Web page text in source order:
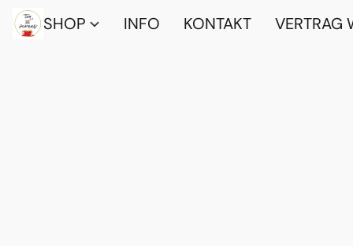
SHOP INFO KONTAKT VERTRAG